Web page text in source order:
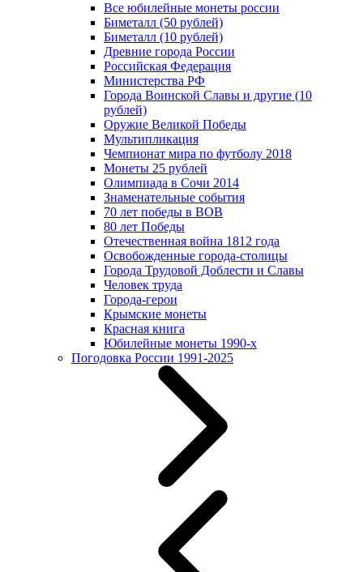
Все юбилейные монеты россии
Биметалл (50 рублей)
Биметалл (10 рублей)
Древние города России
Российская Федерация
Министерства РФ
Города Воинской Славы и другие (10
рублей)
Оружие Великой Победы
Мультипликация
Чемпионат мира по футболу 2018
Монеты 25 рублей
Олимпиада в Сочи 2014
Знаменательные события
70 лет победы в ВОВ
80 лет Победы
Отечественная война 1812 года
Освобожденные города-столицы
Города Трудовой Доблести и Славы
Человек труда
Города-герои
Крымские монеты
Красная книга
Юбилейные монеты 1990-х
Погодовка России 1991-2025